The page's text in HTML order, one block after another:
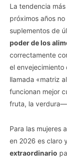
La tendencia
próximos años
suplementos de
poder de los
correctamente
el envejecimiento
llamada «matriz
funcionan mejor
fruta, la verdura—
Para las mujeres
en 2026 es claro
extraordinario